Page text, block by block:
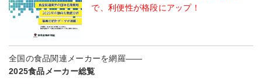
で、利便性が格段にアップ！
全国の食品関連メーカーを網羅――
2025食品メーカー総覧